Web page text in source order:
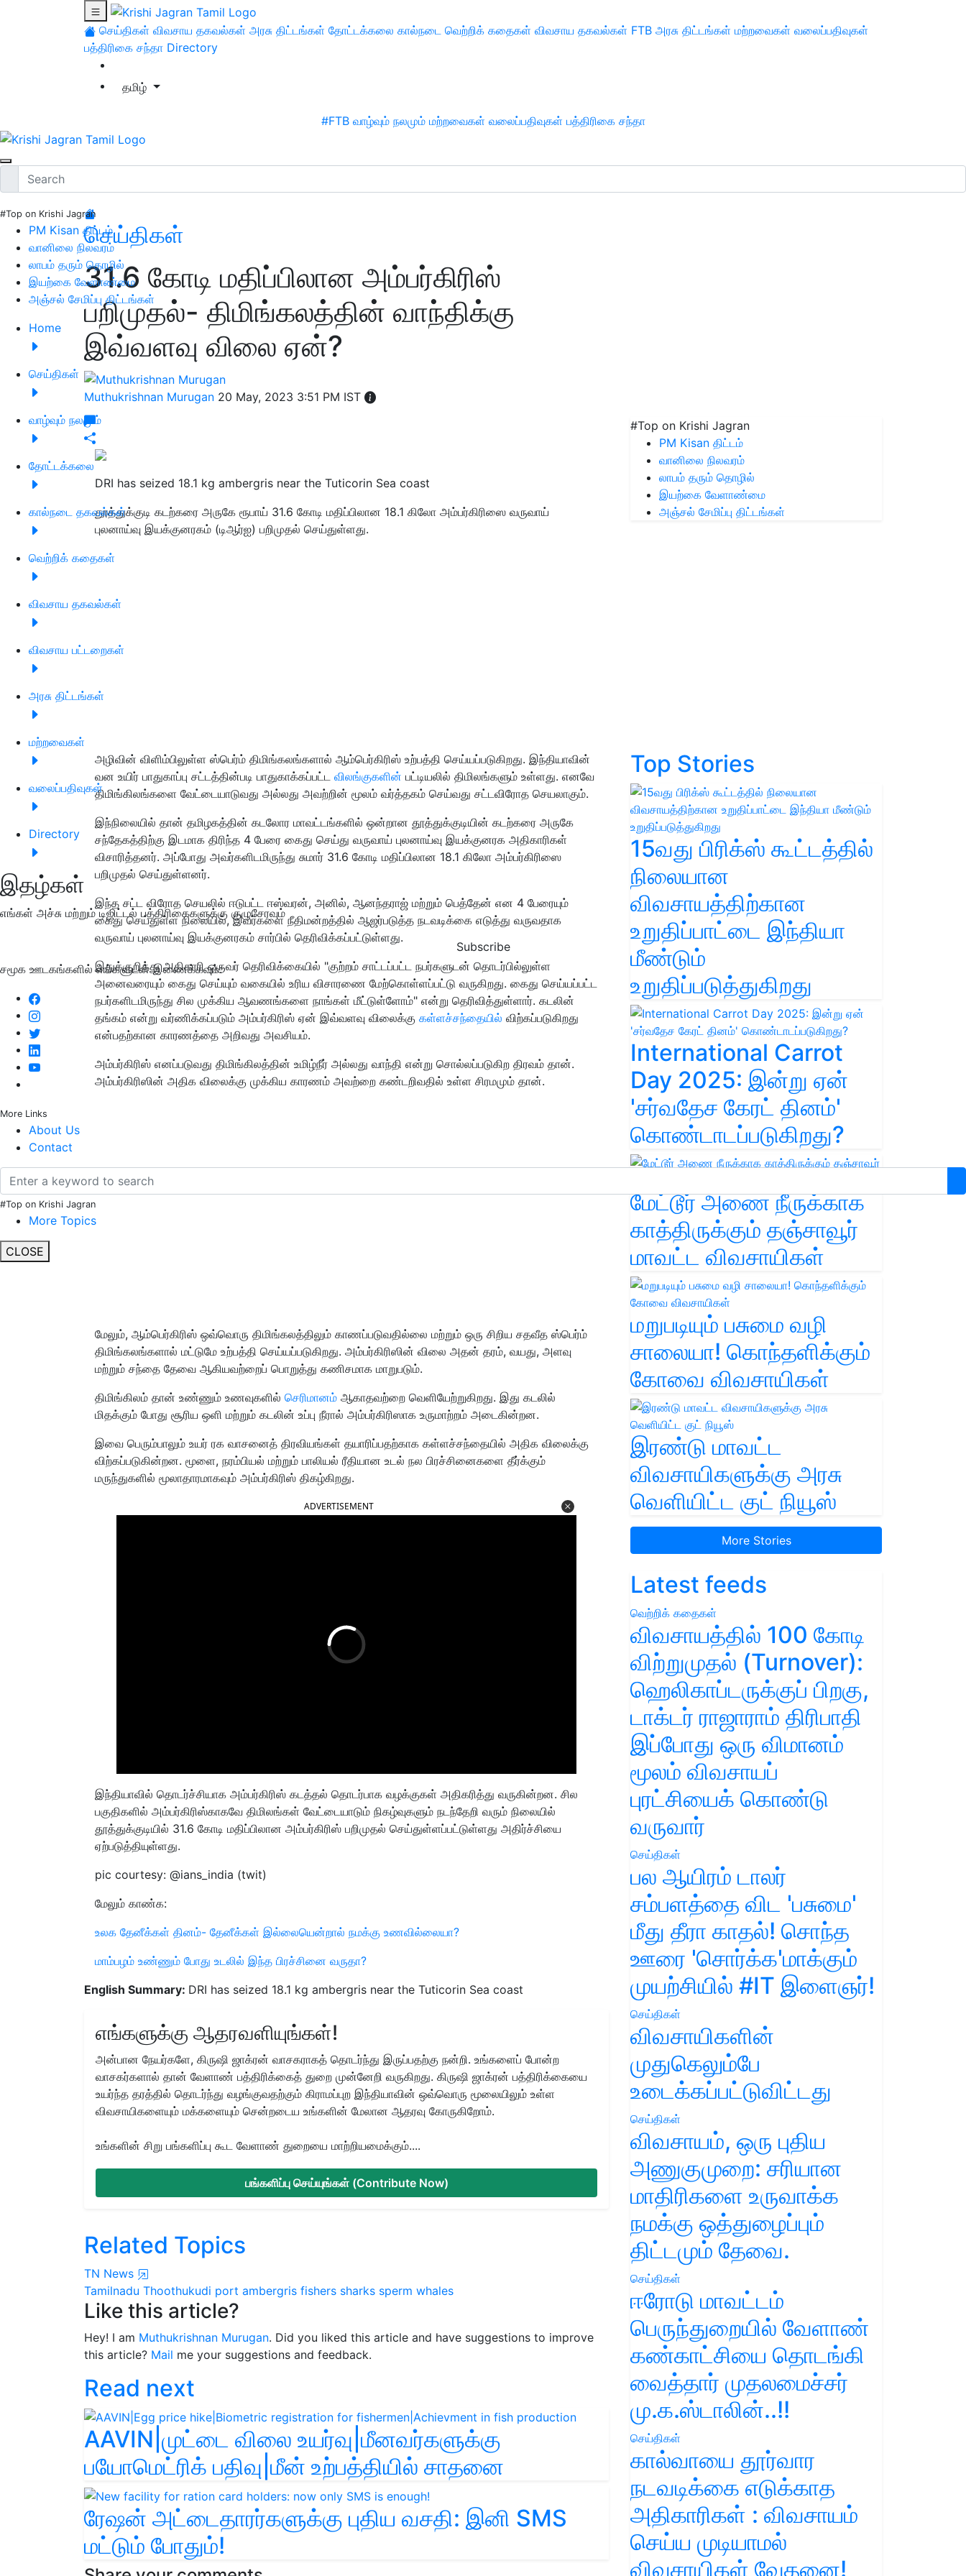
செய்திகள் விவசாய தகவல்கள் அரசு திட்டங்கள் தோட்டக்கலை கால்நடை வெற்றிக் கதைகள் விவசாய தகவல்கள் FTB அரசு திட்டங்கள் மற்றவைகள் வலைப்பதிவுகள்
பத்திரிகை சந்தா Directory
தமிழ்
#FTB வாழ்வும் நலமும் மற்றவைகள் வலைப்பதிவுகள் பத்திரிகை சந்தா
#Top on Krishi Jagran
PM Kisan திட்டம்
வானிலை நிலவரம்
லாபம் தரும் தொழில்
இயற்கை வேளாண்மை
அஞ்சல் சேமிப்பு திட்டங்கள்
Home
செய்திகள்
வாழ்வும் நலமும்
தோட்டக்கலை
கால்நடை தகவல்கள்
வெற்றிக் கதைகள்
விவசாய தகவல்கள்
விவசாய பட்டறைகள்
அரசு திட்டங்கள்
மற்றவைகள்
வலைப்பதிவுகள்
Directory
இதழ்கள்
எங்கள் அச்சு மற்றும் டிஜிட்டல் பத்திரிகைகளுக்கு குழுசேரவும்
Subscribe
சமூக ஊடகங்களில் எங்களுடன் இணைக்கவும்:
More Links
About Us
Contact
#Top on Krishi Jagran
More Topics
CLOSE
செய்திகள்
31.6 கோடி மதிப்பிலான அம்பர்கிரிஸ்
பறிமுதல்- திமிங்கலத்தின் வாந்திக்கு
இவ்வளவு விலை ஏன்?
Muthukrishnan Murugan 20 May, 2023 3:51 PM IST
DRI has seized 18.1 kg ambergris near the Tuticorin Sea coast
தூத்துக்குடி கடற்கரை அருகே ரூபாய் 31.6 கோடி மதிப்பிலான 18.1 கிலோ அம்பர்கிரிஸை வருவாய்
புலனாய்வு இயக்குனரகம் (டிஆர்ஐ) பறிமுதல் செய்துள்ளது.
அழிவின் விளிம்பிலுள்ள ஸ்பெர்ம் திமிங்கலங்களால் ஆம்பெர்கிரிஸ் உற்பத்தி செய்யப்படுகிறது. இந்தியாவின்
வன உயிர் பாதுகாப்பு சட்டத்தின்படி பாதுகாக்கப்பட்ட விலங்குகளின் பட்டியலில் திமிலங்களும் உள்ளது. எனவே
திமிங்கிலங்களை வேட்டையாடுவது அல்லது அவற்றின் மூலம் வர்த்தகம் செய்வது சட்டவிரோத செயலாகும்.
இந்நிலையில் தான் தமிழகத்தின் கடலோர மாவட்டங்களில் ஒன்றான தூத்துக்குடியின் கடற்கரை அருகே
சந்தேகத்திற்கு இடமாக திரிந்த 4 பேரை கைது செய்து வருவாய் புலனாய்வு இயக்குனரக அதிகாரிகள்
விசாரித்தனர். அப்போது அவர்களிடமிருந்து சுமார் 31.6 கோடி மதிப்பிலான 18.1 கிலோ அம்பர்கிரிஸை
பறிமுதல் செய்துள்ளனர்.
இந்த சட்ட விரோத செயலில் ஈடுபட்ட ஈஸ்வரன், அனில், ஆனந்தராஜ் மற்றும் பெத்தேன் என 4 பேரையும்
கைது செய்துள்ள நிலையில், இவர்களை நீதிமன்றத்தில் ஆஜர்படுத்த நடவடிக்கை எடுத்து வருவதாக
வருவாய் புலனாய்வு இயக்குனரகம் சார்பில் தெரிவிக்கப்பட்டுள்ளது.
இதுக்குறித்து அதிகாரி ஒருவர் தெரிவிக்கையில் "குற்றம் சாட்டப்பட்ட நபர்களுடன் தொடர்பில்லுள்ள
அனைவரையும் கைது செய்யும் வகையில் உரிய விசாரணை மேற்கொள்ளப்பட்டு வருகிறது. கைது செய்யப்பட்ட
நபர்களிடமிருந்து சில முக்கிய ஆவணங்களை நாங்கள் மீட்டுள்ளோம்" என்று தெரிவித்துள்ளார். கடலின்
தங்கம் என்று வர்ணிக்கப்படும் அம்பர்கிரிஸ் ஏன் இவ்வளவு விலைக்கு கள்ளச்சந்தையில் விற்கப்படுகிறது
என்பதற்கான காரணத்தை அறிவது அவசியம்.
அம்பர்கிரிஸ் எனப்படுவது திமிங்கிலத்தின் உமிழ்நீர் அல்லது வாந்தி என்று சொல்லப்படுகிற திரவம் தான்.
அம்பர்கிரிஸின் அதிக விலைக்கு முக்கிய காரணம் அவற்றை கண்டறிவதில் உள்ள சிரமமும் தான்.
மேலும், ஆம்பெர்கிரிஸ் ஒவ்வொரு திமிங்கலத்திலும் காணப்படுவதில்லை மற்றும் ஒரு சிறிய சதவீத ஸ்பெர்ம்
திமிங்கலங்களால் மட்டுமே உற்பத்தி செய்யப்படுகிறது. அம்பர்கிரிஸின் விலை அதன் தரம், வயது, அளவு
மற்றும் சந்தை தேவை ஆகியவற்றைப் பொறுத்து கணிசமாக மாறுபடும்.
திமிங்கிலம் தான் உண்ணும் உணவுகளில் செரிமானம் ஆகாதவற்றை வெளியேற்றுகிறது. இது கடலில்
மிதக்கும் போது சூரிய ஒளி மற்றும் கடலின் உப்பு நீரால் அம்பர்கிரிஸாக உருமாற்றம் அடைகின்றன.
இவை பெரும்பாலும் உயர் ரக வாசனைத் திரவியங்கள் தயாரிப்பதற்காக கள்ளச்சந்தையில் அதிக விலைக்கு
விற்கப்படுகின்றன. மூளை, நரம்பியல் மற்றும் பாலியல் ரீதியான உடல் நல பிரச்சினைகளை தீர்க்கும்
மருந்துகளில் மூலாதாரமாகவும் அம்பர்கிரிஸ் திகழ்கிறது.
ADVERTISEMENT
இந்தியாவில் தொடர்ச்சியாக அம்பர்கிரிஸ் கடத்தல் தொடர்பாக வழக்குகள் அதிகரித்து வருகின்றன. சில
பகுதிகளில் அம்பர்கிரிஸ்காகவே திமிலங்கள் வேட்டையாடும் நிகழ்வுகளும் நடந்தேறி வரும் நிலையில்
தூத்துக்குடியில் 31.6 கோடி மதிப்பிலான அம்பர்கிரிஸ் பறிமுதல் செய்துள்ளப்பட்டுள்ளது அதிர்ச்சியை
ஏற்படுத்தியுள்ளது.
pic courtesy: @ians_india (twit)
மேலும் காண்க:
உலக தேனீக்கள் தினம்- தேனீக்கள் இல்லையென்றால் நமக்கு உணவில்லையா?
மாம்பழம் உண்ணும் போது உடலில் இந்த பிரச்சினை வருதா?
English Summary: DRI has seized 18.1 kg ambergris near the Tuticorin Sea coast
எங்களுக்கு ஆதரவளியுங்கள்!
அன்பான நேயர்களே, கிருஷி ஜாக்ரன் வாசகராகத் தொடர்ந்து இருப்பதற்கு நன்றி. உங்களைப் போன்ற
வாசகர்களால் தான் வேளாண் பத்திரிக்கைத் துறை முன்னேறி வருகிறது. கிருஷி ஜாக்ரன் பத்திரிக்கையை
உயர்ந்த தரத்தில் தொடர்ந்து வழங்குவதற்கும் கிராமப்புற இந்தியாவின் ஒவ்வொரு மூலையிலும் உள்ள
விவசாயிகளையும் மக்களையும் சென்றடைய உங்களின் மேலான ஆதரவு கோருகிறோம்.
உங்களின் சிறு பங்களிப்பு கூட வேளாண் துறையை மாற்றியமைக்கும்....
பங்களிப்பு செய்யுங்கள் (Contribute Now)
Related Topics
TN News
Tamilnadu Thoothukudi port ambergris fishers sharks sperm whales
Like this article?
Hey! I am Muthukrishnan Murugan. Did you liked this article and have suggestions to improve
this article? Mail me your suggestions and feedback.
Read next
AAVIN|முட்டை விலை உயர்வு|மீனவர்களுக்கு
பயோமெட்ரிக் பதிவு|மீன் உற்பத்தியில் சாதனை
ரேஷன் அட்டைதாரர்களுக்கு புதிய வசதி: இனி SMS
மட்டும் போதும்!
#Top on Krishi Jagran
PM Kisan திட்டம்
வானிலை நிலவரம்
லாபம் தரும் தொழில்
இயற்கை வேளாண்மை
அஞ்சல் சேமிப்பு திட்டங்கள்
Top Stories
15வது பிரிக்ஸ் கூட்டத்தில்
நிலையான
விவசாயத்திற்கான
உறுதிப்பாட்டை இந்தியா
மீண்டும்
உறுதிப்படுத்துகிறது
International Carrot
Day 2025: இன்று ஏன்
'சர்வதேச கேரட் தினம்'
கொண்டாடப்படுகிறது?
மேட்டூர் அணை நீருக்காக
காத்திருக்கும் தஞ்சாவூர்
மாவட்ட விவசாயிகள்
மறுபடியும் பசுமை வழி
சாலையா! கொந்தளிக்கும்
கோவை விவசாயிகள்
இரண்டு மாவட்ட
விவசாயிகளுக்கு அரசு
வெளியிட்ட குட் நியூஸ்
More Stories
Latest feeds
வெற்றிக் கதைகள்
விவசாயத்தில் 100 கோடி
விற்றுமுதல் (Turnover):
ஹெலிகாப்டருக்குப் பிறகு,
டாக்டர் ராஜாராம் திரிபாதி
இப்போது ஒரு விமானம்
மூலம் விவசாயப்
புரட்சியைக் கொண்டு
வருவார்
செய்திகள்
பல ஆயிரம் டாலர்
சம்பளத்தை விட 'பசுமை'
மீது தீரா காதல்! சொந்த
ஊரை 'சொர்க்க'மாக்கும்
முயற்சியில் #IT இளைஞர்!
செய்திகள்
விவசாயிகளின்
முதுகெலும்பே
உடைக்கப்பட்டுவிட்டது
செய்திகள்
விவசாயம், ஒரு புதிய
அணுகுமுறை: சரியான
மாதிரிகளை உருவாக்க
நமக்கு ஒத்துழைப்பும்
திட்டமும் தேவை.
செய்திகள்
ஈரோடு மாவட்டம்
பெருந்துறையில் வேளாண்
கண்காட்சியை தொடங்கி
வைத்தார் முதலமைச்சர்
மு.க.ஸ்டாலின்..!!
செய்திகள்
கால்வாயை தூர்வார
நடவடிக்கை எடுக்காத
அதிகாரிகள் : விவசாயம்
செய்ய முடியாமல்
விவசாயிகள் வேதனை!